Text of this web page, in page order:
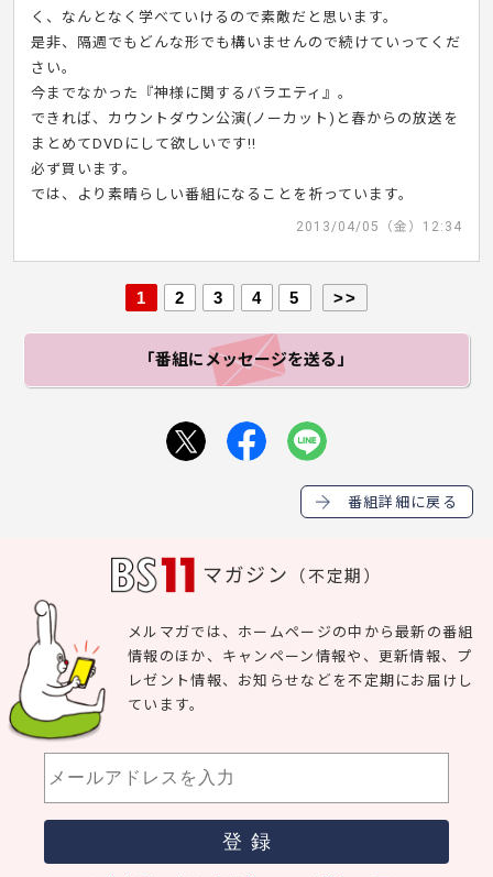
く、なんとなく学べていけるので素敵だと思います。
是非、隔週でもどんな形でも構いませんので続けていってくだ
さい。
今までなかった『神様に関するバラエティ』。
できれば、カウントダウン公演(ノーカット)と春からの放送を
まとめてDVDにして欲しいです!!
必ず買います。
では、より素晴らしい番組になることを祈っています。
2013/04/05（金）12:34
1 2 3 4 5 >>
「番組にメッセージを送る」
番組詳細に戻る
マガジン （不定期）
メルマガでは、ホームページの中から最新の番組
情報のほか、キャンペーン情報や、更新情報、プ
レゼント情報、お知らせなどを不定期にお届けし
ています。